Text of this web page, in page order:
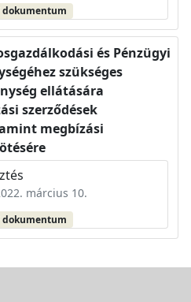
dokumentum
és Pénzügyi
szükséges
ellátására
szerződések
megbízási
március 10.
dokumentum